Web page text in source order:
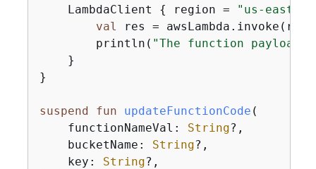
    LambdaClient
{ region = "us-east-1"
val
res =
        println(
"The function payload
    }
}
suspend fun updateFunctionCode (
    functionNameVal:
String?,
    bucketName:
String?,
    key:
String?,